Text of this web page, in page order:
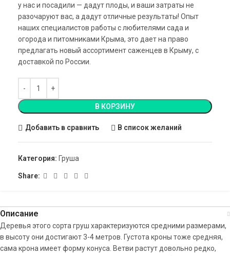
у нас и посадили — дадут плоды, и ваши затраты не
разочаруют вас, а дадут отличные результаты! Опыт
наших специалистов работы с любителями сада и
огорода и питомниками Крыма, это дает на право
предлагать новый ассортимент саженцев в Крыму, с
доставкой по России.
В КОРЗИНУ
Добавить в сравнить В список желаний
Категория: Груша
Share:
Описание
Деревья этого сорта груш характеризуются средними размерами,
в высоту они достигают 3-4 метров. Густота кроны тоже средняя,
сама крона имеет форму конуса. Ветви растут довольно редко,